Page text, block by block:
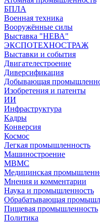
БПЛА
Военная техника
Вооружённые силы
Выставка "НЕВА"
ЭКСПОТЕХНОСТРАЖ
Выставки и события
Двигателестроение
Диверсификация
Добывающая
Изобретения и патенты
ИИ
Инфраструктура
Кадры
Конверсия
Космос
Легкая промышленность
Машиностроение
МВМС
Медицинская
Мнения и комментарии
Наука и промышленность
Обрабатывающая
Пищевая промышленность
Политика